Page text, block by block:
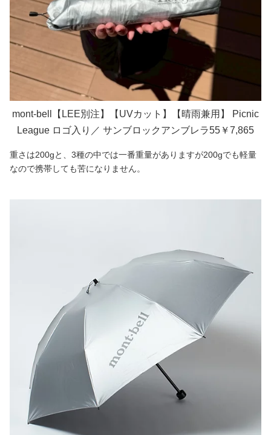
mont-bell【LEE別注】【UVカット】【晴雨兼用】 Picnic
League ロゴ入り／ サンブロックアンブレラ55￥7,865
重さは200gと、3種の中では一番重量がありますが200gでも軽量
なので携帯しても苦になりません。